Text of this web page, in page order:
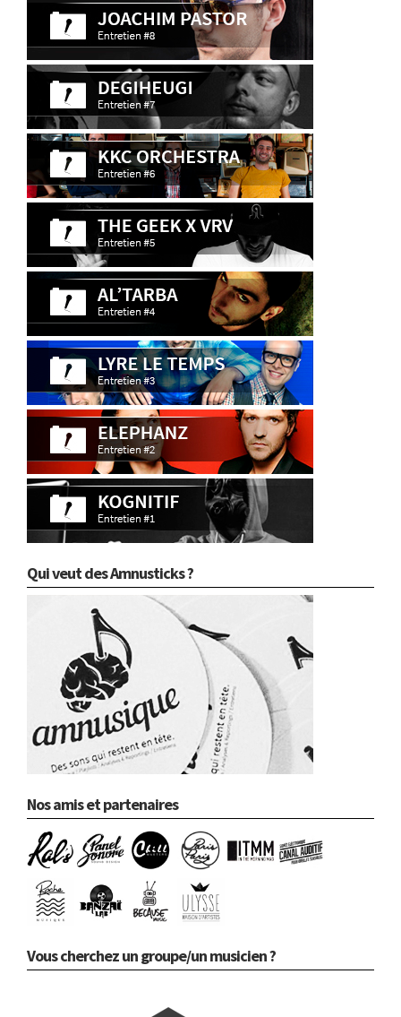
Qui veut des Amnusticks ?
Nos amis et partenaires
Vous cherchez un groupe/un musicien ?